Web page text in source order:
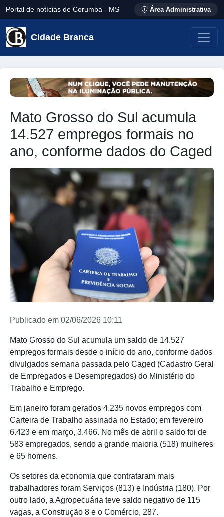
Portal de notícias de Corumbá - MS Área Administrativa
Cidade Branca
Mato Grosso do Sul acumula
14.527 empregos formais no
ano, conforme dados do Caged
Publicado em 02/06/2026 10:11
Mato Grosso do Sul acumula um saldo de 14.527
empregos formais desde o início do ano, conforme dados
divulgados semana passada pelo Caged (Cadastro Geral
de Empregados e Desempregados) do Ministério do
Trabalho e Emprego.
Em janeiro foram gerados 4.235 novos empregos com
Carteira de Trabalho assinada no Estado; em fevereiro
6.423 e em março, 3.466. No mês de abril o saldo foi de
583 empregados, sendo a grande maioria (518) mulheres
e 65 homens.
Os setores da economia que contrataram mais
trabalhadores foram Serviços (813) e Indústria (180). Por
outro lado, a Agropecuária teve saldo negativo de 115
vagas, a Construção 8 e o Comércio, 287.